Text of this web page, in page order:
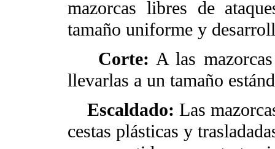
mazorcas libres de
tamaño uniforme y
Corte: A las
llevarlas a un tamaño
Escaldado: Las
cestas plásticas y